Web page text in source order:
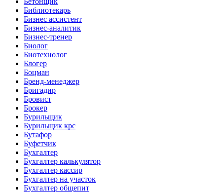
Библиотекарь
Бизнес ассистент
Бизнес-аналитик
Бизнес-тренер
Биолог
Биотехнолог
Блогер
Боцман
Бренд-менеджер
Бригадир
Бровист
Брокер
Бурильщик
Бурильщик крс
Бутафор
Буфетчик
Бухгалтер
Бухгалтер калькулятор
Бухгалтер кассир
Бухгалтер на участок
Бухгалтер общепит